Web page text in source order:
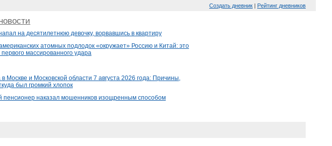
Создать дневник | Рейтинг дневников
на десятилетнюю девочку, ворвавшись в квартиру
атомных подлодок «окружает» Россию и Китай: это
массированного удара
в Москве и Московской области 7 августа 2026 года: Причины,
был громкий хлопок
пенсионер наказал мошенников изощренным способом